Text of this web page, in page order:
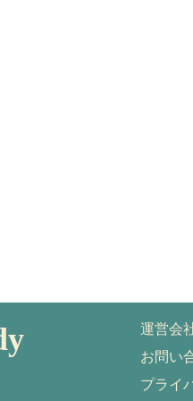
運営会
お問い
プライ